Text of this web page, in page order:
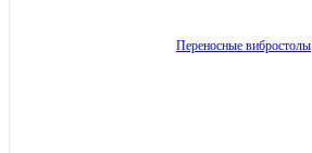
Переносные вибростолы